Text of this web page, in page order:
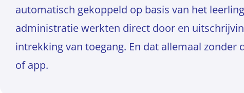
automatisch gekoppeld op basis van het
administratie werkten direct door en
intrekking van toegang. En dat allemaal zonder
of app.